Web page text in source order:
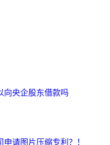
向央企股东借款吗
请图片压缩专利？！